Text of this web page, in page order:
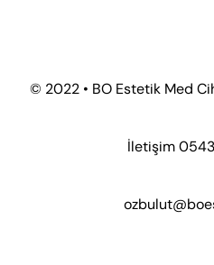
© 2022 • BO Estetik Med
İletişim